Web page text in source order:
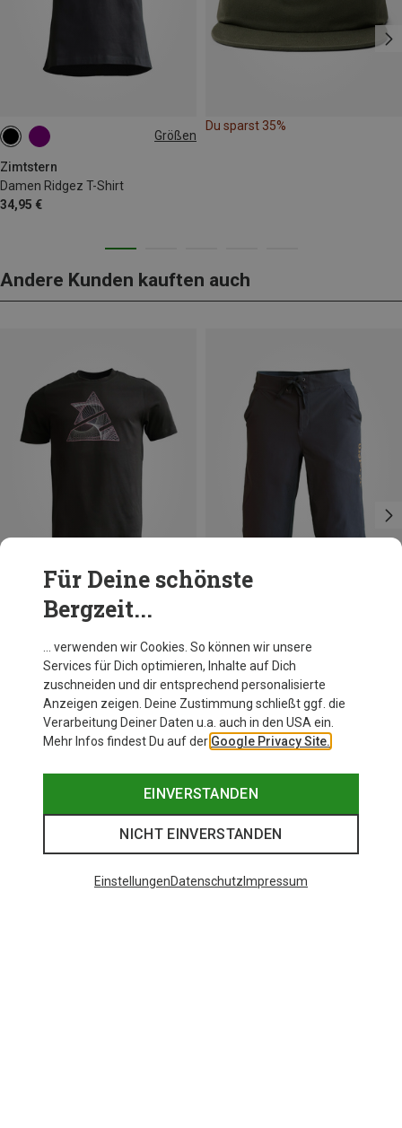
Größen
Zimtstern
Damen Ridgez T-Shirt
34,95 €
S M
Du sparst 35%
Andere Kunden kauften auch
Zimtstern
Herren Spherez T-Shirt
XL
Für Deine schönste
Bergzeit...
… verwenden wir Cookies. So können wir unsere
Services für Dich optimieren, Inhalte auf Dich
zuschneiden und dir entsprechend personalisierte
Anzeigen zeigen. Deine Zustimmung schließt ggf. die
Verarbeitung Deiner Daten u.a. auch in den USA ein.
Mehr Infos findest Du auf der Google Privacy Site.
EINVERSTANDEN
NICHT EINVERSTANDEN
EinstellungenDatenschutz Impressum